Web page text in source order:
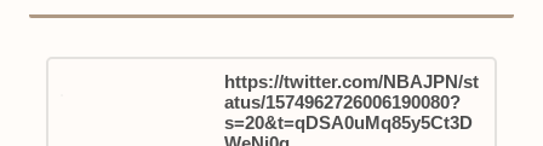
https://twitter.com/NBAJPN/st
atus/1574962726006190080?
s=20&t=qDSA0uMq85y5Ct3D